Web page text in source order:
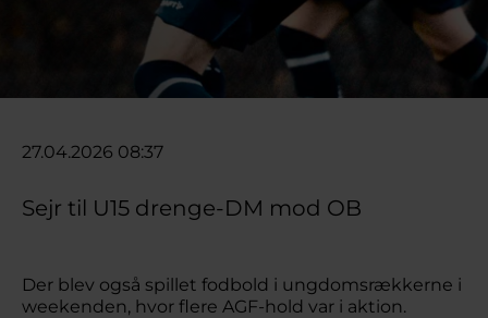
27.04.2026 08:37
Sejr til U15 drenge-DM mod OB
Der blev også spillet fodbold i ungdomsrækkerne i
weekenden, hvor flere AGF-hold var i aktion.